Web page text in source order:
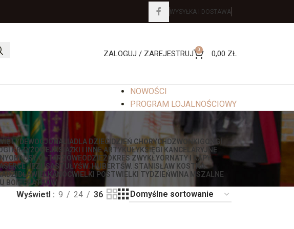
WYSYŁKA I DOSTAWA
ZALOGUJ / ZAREJESTRUJ 0 0,00 ZŁ
NOWOŚCI
PROGRAM LOJALNOŚCIOWY
DEWOCJONALIADLA DZIECI DZIEŃ CHORYCH DZWONKI GONGI
KRZYŻOWEJKSIĄŻKI I INNE ARTYKUŁYKSIĘGI KANCELARYJNE
OBRUSY OŁTARZOWEODZIEŻOKRES ZWYKŁYORNATY I KAPY
SERCE JEZUSASTUŁYŚW. HUBERTŚW. STANISŁAW KOSTKA
WIELKANOCWIELKI POSTWIELKI TYDZIEŃWINA MSZALNE
BONIFRATRÓW
Wyświetl 9 24 36